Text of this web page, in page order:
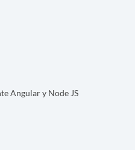
Angular y Node JS